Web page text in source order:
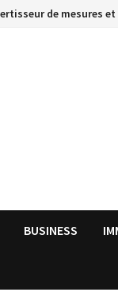
de mesures
BUSINESS